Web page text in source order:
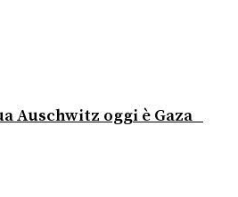
Auschwitz oggi è Gaza